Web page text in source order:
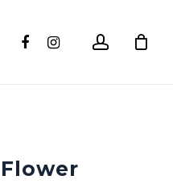
facebook
instagramaccount
Close
Cart